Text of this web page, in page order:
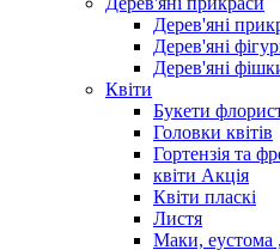
Дерев'яні
Дерев'яні
Дерев'яні
Квіти
Букети
Головки квітів
Гортензія та
квіти Акція
Квіти пласкі
Листя
Маки, еустома